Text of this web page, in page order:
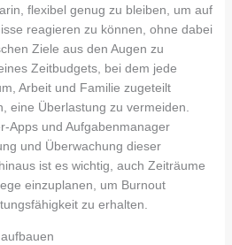
flexibel genug zu bleiben, um auf
reagieren zu können, ohne dabei
Ziele aus den Augen zu
Zeitbudgets, bei dem jede
Arbeit und Familie zugeteilt
eine Überlastung zu vermeiden.
Apps und Aufgabenmanager
und Überwachung dieser
ist es wichtig, auch Zeiträume
einzuplanen, um Burnout
zu erhalten.